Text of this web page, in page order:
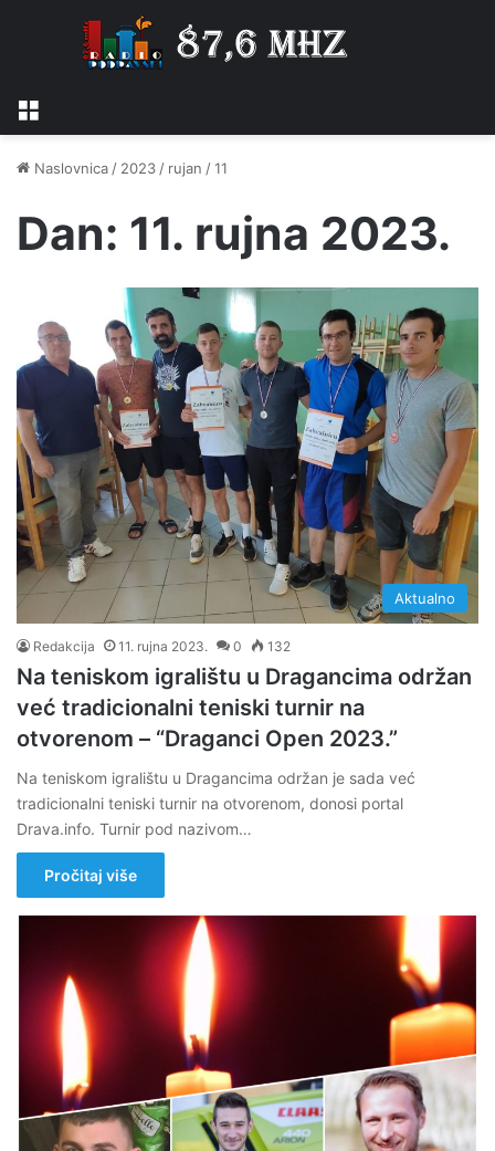
Naslovnica / 2023 / rujan /11
Dan: 11. rujna 2023.
Aktualno
Redakcija 11. rujna 2023. 0 132
Na teniskom igralištu u Dragancima održan
već tradicionalni teniski turnir na
otvorenom – “Draganci Open 2023.”
Na teniskom igralištu u Dragancima održan je sada već
tradicionalni teniski turnir na otvorenom, donosi portal
Drava.info. Turnir pod nazivom…
Pročitaj više